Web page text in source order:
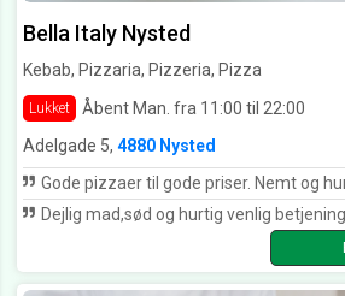
Bella Italy Nysted
Kebab, Pizzaria, Pizzeria, Pizza
Lukket Åbent Man. fra 11:00 til 22:00
Adelgade 5, 4880 Nysted
Gode pizzaer til gode priser. Nemt og
Dejlig mad,sød og hurtig venlig betjening.vi